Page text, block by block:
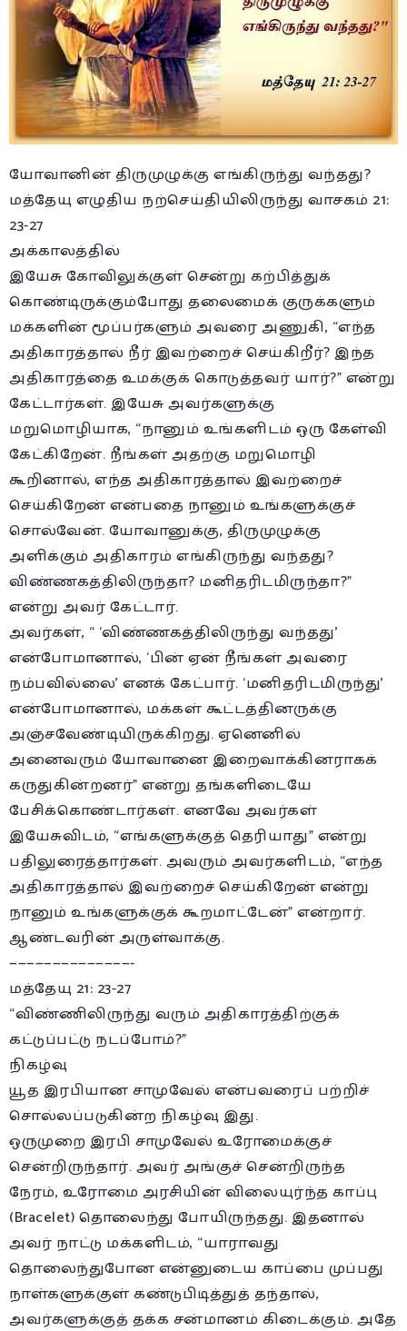
யோவானின் திருமுழுக்கு எங்கிருந்து வந்தது?
மத்தேயு எழுதிய நற்செய்தியிலிருந்து வாசகம் 21:
23-27
அக்காலத்தில்
இயேசு கோவிலுக்குள் சென்று கற்பித்துக்
கொண்டிருக்கும்போது தலைமைக் குருக்களும்
மக்களின் மூப்பர்களும் அவரை அணுகி, “எந்த
அதிகாரத்தால் நீர் இவற்றைச் செய்கிறீர்? இந்த
அதிகாரத்தை உமக்குக் கொடுத்தவர் யார்?” என்று
கேட்டார்கள். இயேசு அவர்களுக்கு
மறுமொழியாக, “நானும் உங்களிடம் ஒரு கேள்வி
கேட்கிறேன். நீங்கள் அதற்கு மறுமொழி
கூறினால், எந்த அதிகாரத்தால் இவற்றைச்
செய்கிறேன் என்பதை நானும் உங்களுக்குச்
சொல்வேன். யோவானுக்கு, திருமுழுக்கு
அளிக்கும் அதிகாரம் எங்கிருந்து வந்தது?
விண்ணகத்திலிருந்தா? மனிதரிடமிருந்தா?”
என்று அவர் கேட்டார்.
அவர்கள், “ ‘விண்ணகத்திலிருந்து வந்தது’
என்போமானால், ‘பின் ஏன் நீங்கள் அவரை
நம்பவில்லை’ எனக் கேட்பார். ‘மனிதரிடமிருந்து’
என்போமானால், மக்கள் கூட்டத்தினருக்கு
அஞ்சவேண்டியிருக்கிறது. ஏனெனில்
அனைவரும் யோவானை இறைவாக்கினராகக்
கருதுகின்றனர்” என்று தங்களிடையே
பேசிக்கொண்டார்கள். எனவே அவர்கள்
இயேசுவிடம், “எங்களுக்குத் தெரியாது” என்று
பதிலுரைத்தார்கள். அவரும் அவர்களிடம், “எந்த
அதிகாரத்தால் இவற்றைச் செய்கிறேன் என்று
நானும் உங்களுக்குக் கூறமாட்டேன்” என்றார்.
ஆண்டவரின் அருள்வாக்கு.
——————————————-
மத்தேயு 21: 23-27
“விண்ணிலிருந்து வரும் அதிகாரத்திற்குக்
கட்டுப்பட்டு நடப்போம்?”
நிகழ்வு
யூத இரபியான சாமுவேல் என்பவரைப் பற்றிச்
சொல்லப்படுகின்ற நிகழ்வு இது.
ஒருமுறை இரபி சாமுவேல் உரோமைக்குச்
சென்றிருந்தார். அவர் அங்குச் சென்றிருந்த
நேரம், உரோமை அரசியின் விலையுர்ந்த காப்பு
(Bracelet) தொலைந்து போயிருந்தது. இதனால்
அவர் நாட்டு மக்களிடம், “யாராவது
தொலைந்துபோன என்னுடைய காப்பை முப்பது
நாள்களுக்குள் கண்டுபிடித்துத் தந்தால்,
அவர்களுக்குத் தக்க சன்மானம் கிடைக்கும். அதே